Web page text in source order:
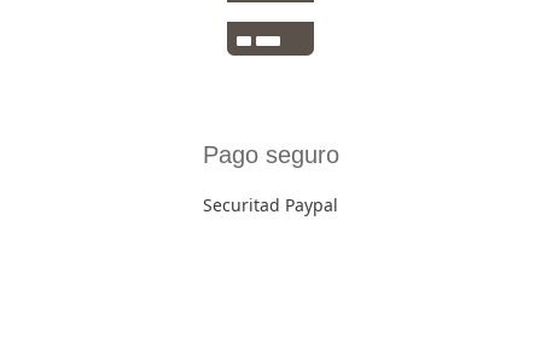
Pago seguro
Securitad Paypal